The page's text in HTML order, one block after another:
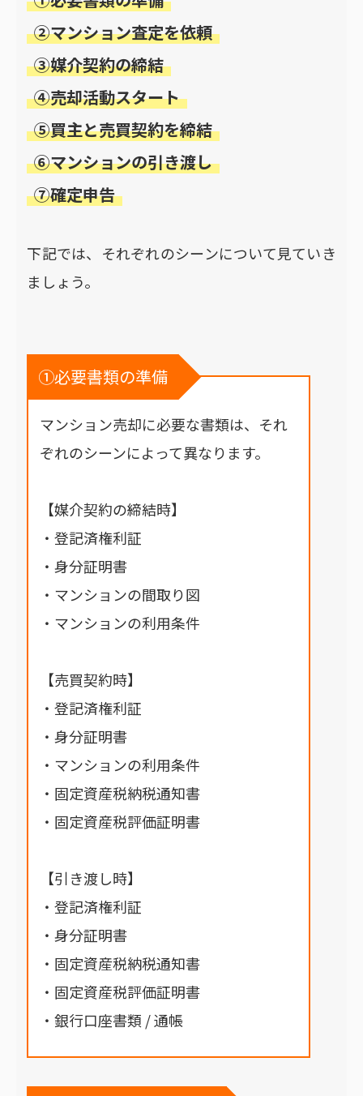
②マンション査定を依頼
③媒介契約の締結
④売却活動スタート
⑤買主と売買契約を締結
⑥マンションの引き渡し
⑦確定申告
下記では、それぞれのシーンについて見ていき
ましょう。
①必要書類の準備
マンション売却に必要な書類は、それ
ぞれのシーンによって異なります。
【媒介契約の締結時】
・登記済権利証
・身分証明書
・マンションの間取り図
・マンションの利用条件
【売買契約時】
・登記済権利証
・身分証明書
・マンションの利用条件
・固定資産税納税通知書
・固定資産税評価証明書
【引き渡し時】
・登記済権利証
・身分証明書
・固定資産税納税通知書
・固定資産税評価証明書
・銀行口座書類 / 通帳